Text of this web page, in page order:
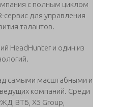
с полным циклом
сервис для управления
талантов.
HeadHunter и один из
самыми масштабными и
компаний. Среди
ВТБ, X5 Group,